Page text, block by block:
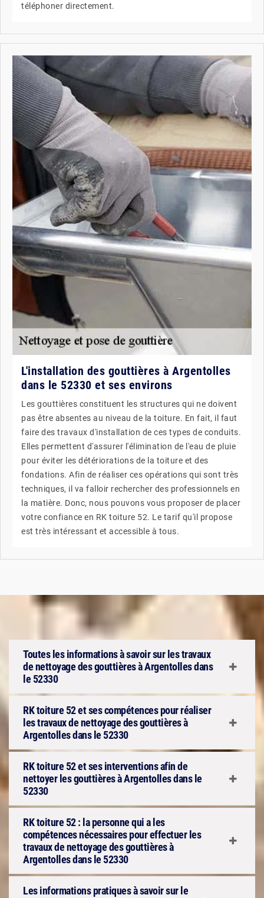
téléphoner directement.
L'installation des gouttières à Argentolles
dans le 52330 et ses environs
Les gouttières constituent les structures qui ne doivent
pas être absentes au niveau de la toiture. En fait, il faut
faire des travaux d'installation de ces types de conduits.
Elles permettent d'assurer l'élimination de l'eau de pluie
pour éviter les détériorations de la toiture et des
fondations. Afin de réaliser ces opérations qui sont très
techniques, il va falloir rechercher des professionnels en
la matière. Donc, nous pouvons vous proposer de placer
votre confiance en RK toiture 52. Le tarif qu'il propose
est très intéressant et accessible à tous.
Toutes les informations à savoir sur les travaux
de nettoyage des gouttières à Argentolles dans
le 52330
RK toiture 52 et ses compétences pour réaliser
les travaux de nettoyage des gouttières à
Argentolles dans le 52330
RK toiture 52 et ses interventions afin de
nettoyer les gouttières à Argentolles dans le
52330
RK toiture 52 : la personne qui a les
compétences nécessaires pour effectuer les
travaux de nettoyage des gouttières à
Argentolles dans le 52330
Les informations pratiques à savoir sur le